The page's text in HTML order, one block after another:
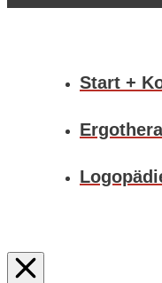
Start +